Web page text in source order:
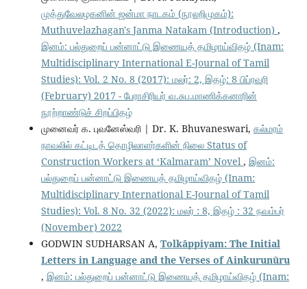
முத்துவேலழகனின் ஜன்மா நாடகம் (நூலறிமுகம்):
Muthuvelazhagan's Janma Natakam (Introduction) ,
இனம்: பல்துறைப் பன்னாட்டு இணையத் தமிழாய்விதழ் (Inam:
Multidisciplinary International E-Journal of Tamil
Studies): Vol. 2 No. 8 (2017): மலர்: 2, இதழ்: 8 பிப்ரவரி
(February) 2017 - பேராசிரியர் வ.சுப.மாணிக்கனாரின்
நூற்றாண்டுச் சிறப்பிதழ்
முனைவர் க. புவனேஸ்வரி | Dr. K. Bhuvaneswari, கல்மரம்
நாவலில் கட்டிடத் தொழிலாளர்களின் நிலை Status of
Construction Workers at ‘Kalmaram’ Novel , இனம்:
பல்துறைப் பன்னாட்டு இணையத் தமிழாய்விதழ் (Inam:
Multidisciplinary International E-Journal of Tamil
Studies): Vol. 8 No. 32 (2022): மலர் : 8, இதழ் : 32 நவம்பர்
(November) 2022
GODWIN SUDHARSAN A, Tolkāppiyam: The Initial
Letters in Language and the Verses of Ainkurunūru
, இனம்: பல்துறைப் பன்னாட்டு இணையத் தமிழாய்விதழ் (Inam: